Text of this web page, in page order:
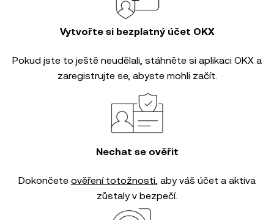
Vytvořte si bezplatný účet OKX
Pokud jste to ještě neudělali, stáhněte si aplikaci OKX a
zaregistrujte se, abyste mohli začít.
Nechat se ověřit
Dokončete ověření totožnosti, aby váš účet a aktiva
zůstaly v bezpečí.